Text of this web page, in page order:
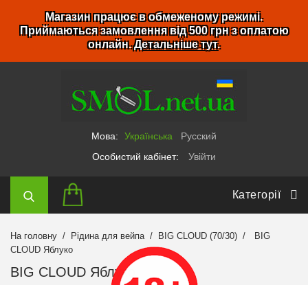
Магазин працює в обмеженому режимі.
Приймаються замовлення від 500 грн з оплатою
онлайн.Детальніше тут.
Мова: Українська
Русский
Особистий кабінет:
Увійти
Категорії
На головну Рідина для вейпа BIG CLOUD (70/30)
BIG
CLOUD Яблуко
BIG CLOUD Яблуко